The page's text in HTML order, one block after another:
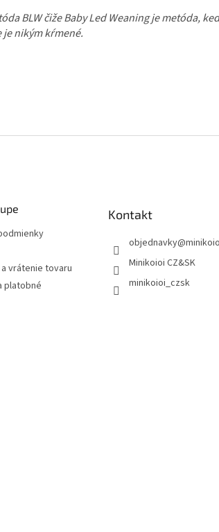
BLW čiže Baby Led Weaning je metóda,
je nikým kŕmené.
vrátenie tovaru
platobné
Kontakt
objednavky@
Minikoioi CZ&SK
minikoioi_czsk